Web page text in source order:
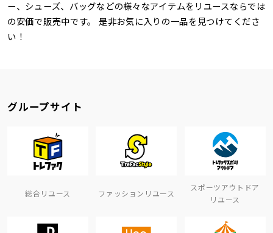
ー、シューズ、バッグなどの様々なアイテムをリユースならでは
の安価で販売中です。 是非お気に入りの一品を見つけてくださ
い！
グループサイト
総合リユース ファッションリユース
スポーツアウトドア
リユース